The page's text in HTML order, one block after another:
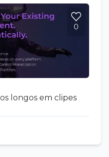
0
longos em clipes